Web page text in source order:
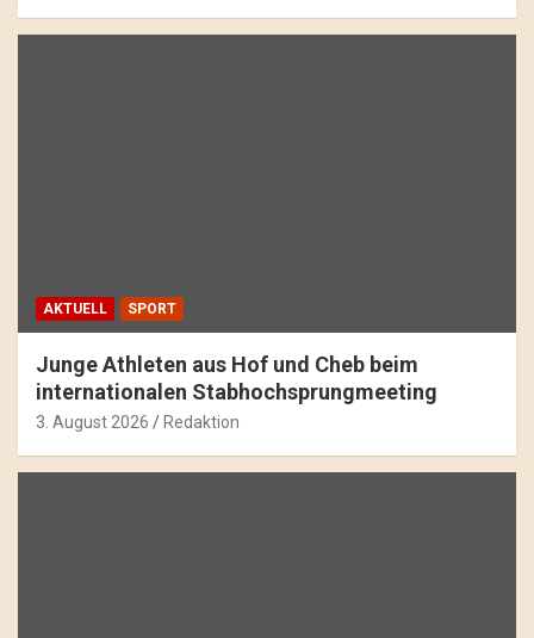
AKTUELL SPORT
Junge Athleten aus Hof und Cheb beim
internationalen Stabhochsprungmeeting
3. August 2026 Redaktion